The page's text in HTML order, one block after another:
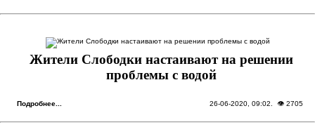
Жители Слободки настаивают на решении
проблемы с водой
Подробнее... 26-06-2020, 09:02 . 👁 2705